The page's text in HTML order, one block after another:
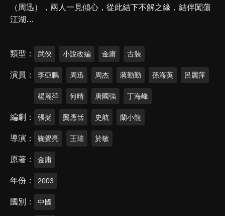
（周迅），兩人一見傾心，從此結下不解之緣，結伴闖蕩
江湖…
類型 武俠 小說改編 金庸 古裝
演員 李亞鵬 周迅 周杰 蔣勤勤 孫海英 呂麗萍
楊麗萍 何晴 唐國強 丁海峰
編劇 張挺 龔應恬 史航 蘭小龍
導演 鞠覺亮 王瑞 於敏
原著 金庸
年份 2003
國別 中國